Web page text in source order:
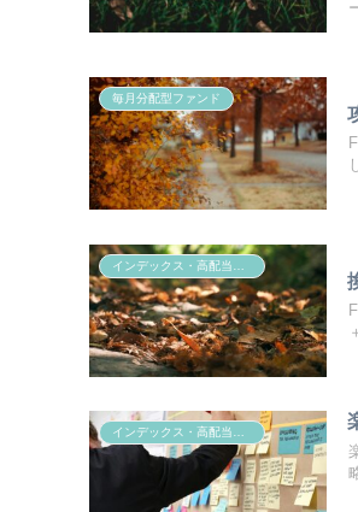
毎月分配型ファンド
インデックス・高配当投資